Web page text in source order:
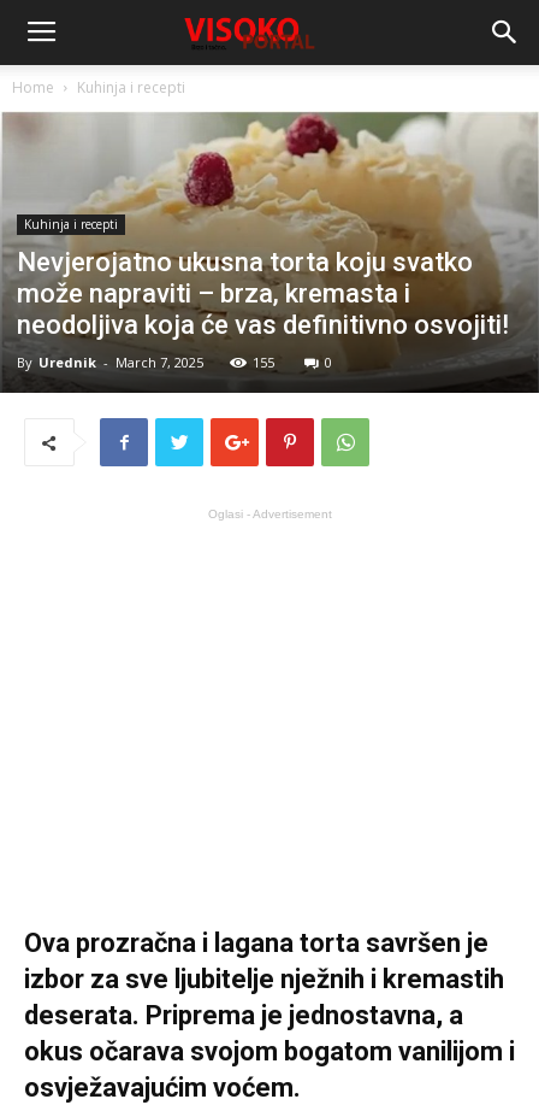
Home Kuhinja i recepti
Kuhinja i recepti
Nevjerojatno ukusna torta koju svatko
može napraviti – brza, kremasta i
neodoljiva koja će vas definitivno osvojiti!
By Urednik - March 7, 2025 155 0
Oglasi - Advertisement
Ova prozračna i lagana torta savršen je
izbor za sve ljubitelje nježnih i kremastih
deserata. Priprema je jednostavna, a
okus očarava svojom bogatom vanilijom i
osvježavajućim voćem.